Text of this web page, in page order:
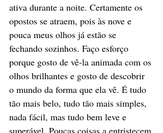
ativa durante a noite. Certamente os
opostos se atraem, pois às nove e
pouca meus olhos já estão se
fechando sozinhos. Faço esforço
porque gosto de vê-la animada com os
olhos brilhantes e gosto de descobrir
o mundo da forma que ela vê. É tudo
tão mais belo, tudo tão mais simples,
nada fácil, mas tudo bem leve e
superável. Poucas coisas a entristecem